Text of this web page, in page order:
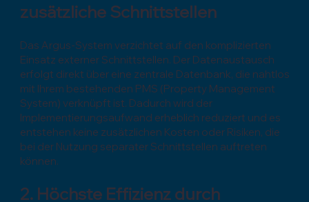
zusätzliche Schnittstellen
Das Argus-System verzichtet auf den komplizierten
Einsatz externer Schnittstellen. Der Datenaustausch
erfolgt direkt über eine zentrale Datenbank, die nahtlos
mit Ihrem bestehenden PMS (Property Management
System) verknüpft ist. Dadurch wird der
Implementierungsaufwand erheblich reduziert und es
entstehen keine zusätzlichen Kosten oder Risiken, die
bei der Nutzung separater Schnittstellen auftreten
können.
2. Höchste Effizienz durch